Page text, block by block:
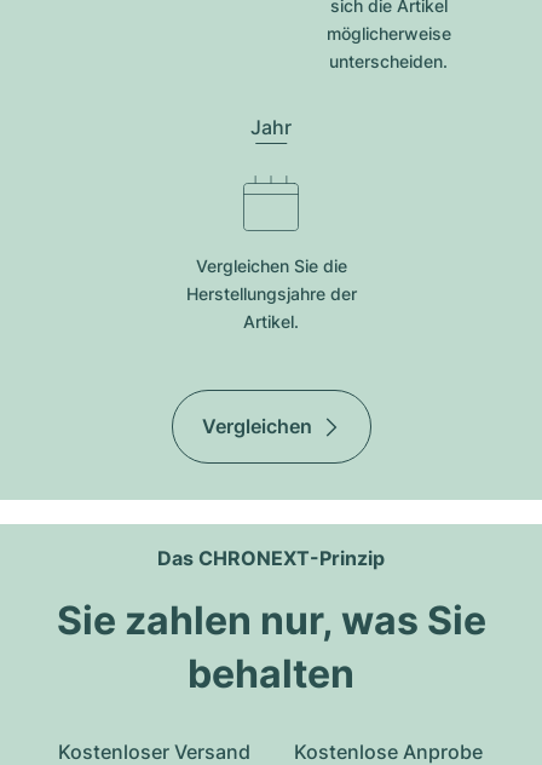
sich die Artikel
möglicherweise
unterscheiden.
Jahr
Vergleichen Sie die
Herstellungsjahre der
Artikel.
Vergleichen
Das CHRONEXT-Prinzip
Sie zahlen nur, was Sie
behalten
Kostenloser Versand Kostenlose Anprobe